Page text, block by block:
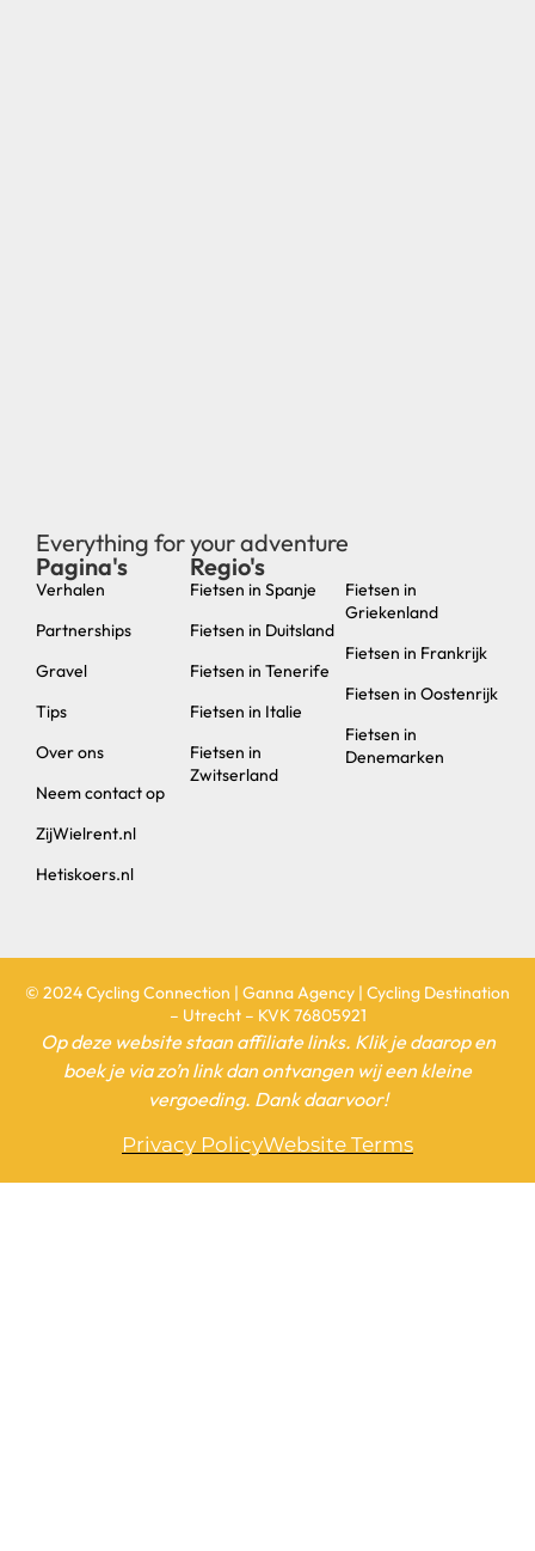
Everything for your adventure
Pagina's
Verhalen
Partnerships
Gravel
Tips
Over ons
Neem contact op
ZijWielrent.nl
Hetiskoers.nl
Regio's
Fietsen in Spanje
Fietsen in Duitsland
Fietsen in Tenerife
Fietsen in Italie
Fietsen in
Zwitserland
Fietsen in
Griekenland
Fietsen in Frankrijk
Fietsen in Oostenrijk
Fietsen in
Denemarken
© 2024 Cycling Connection | Ganna Agency | Cycling Destination
– Utrecht – KVK 76805921
Op deze website staan affiliate links. Klik je daarop en
boek je via zo’n link dan ontvangen wij een kleine
vergoeding. Dank daarvoor!
Privacy PolicyWebsite Terms